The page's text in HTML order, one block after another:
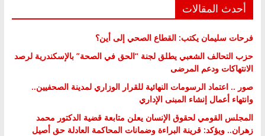
أحدث المقالات
فرحات سليمان يكتب: القطاع الصحي إلى أين؟
حزب التحالف الشعبي يطلق لجنة “الحق في الصحة” بالإسكندرية لرصد
الانتهاكات ودعم المرضى
صور .. اعتماد الرسومات النهائية للقرار الوزاري لمدينة الصحفيين..
وانتهاء أعمال إنشاء المبنى الإداري
المجلس القومي لحقوق الإنسان يعلن متابعة قضية الدكتور محمد
زهران.. ويؤكد: قرينة البراءة وضمانات المحاكمة العادلة حق أصيل